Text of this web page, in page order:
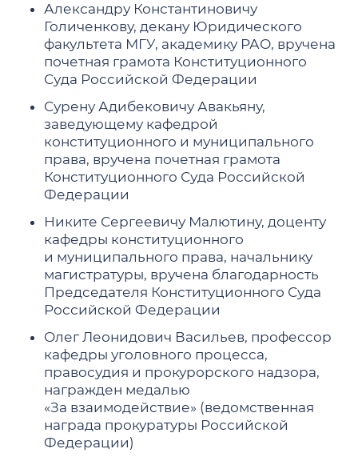
Александру Константиновичу
Голиченкову, декану Юридического
факультета МГУ, академику РАО, вручена
почетная грамота Конституционного
Суда Российской Федерации
Сурену Адибековичу Авакьяну,
заведующему кафедрой
конституционного и муниципального
права, вручена почетная грамота
Конституционного Суда Российской
Федерации
Никите Сергеевичу Малютину, доценту
кафедры конституционного
и муниципального права, начальнику
магистратуры, вручена благодарность
Председателя Конституционного Суда
Российской Федерации
Олег Леонидович Васильев, профессор
кафедры уголовного процесса,
правосудия и прокурорского надзора,
награжден медалью
«За взаимодействие» (ведомственная
награда прокуратуры Российской
Федерации)